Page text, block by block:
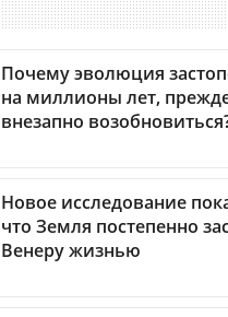
Почему эволюция
на миллионы лет,
внезапно
Новое исследование
что Земля постепенно
Венеру жизнью